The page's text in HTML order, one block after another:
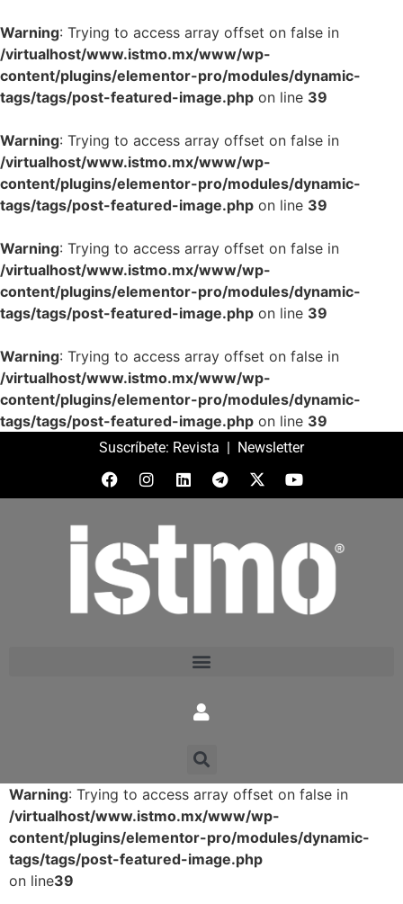
Warning: Trying to access array offset on false in
/virtualhost/www.istmo.mx/www/wp-
content/plugins/elementor-pro/modules/dynamic-
tags/tags/post-featured-image.php on line 39
Warning: Trying to access array offset on false in
/virtualhost/www.istmo.mx/www/wp-
content/plugins/elementor-pro/modules/dynamic-
tags/tags/post-featured-image.php on line 39
Warning: Trying to access array offset on false in
/virtualhost/www.istmo.mx/www/wp-
content/plugins/elementor-pro/modules/dynamic-
tags/tags/post-featured-image.php on line 39
Warning: Trying to access array offset on false in
/virtualhost/www.istmo.mx/www/wp-
content/plugins/elementor-pro/modules/dynamic-
tags/tags/post-featured-image.php on line 39
Suscríbete: Revista | Newsletter
Warning: Trying to access array offset on false in
/virtualhost/www.istmo.mx/www/wp-
content/plugins/elementor-pro/modules/dynamic-
tags/tags/post-featured-image.php
on line39